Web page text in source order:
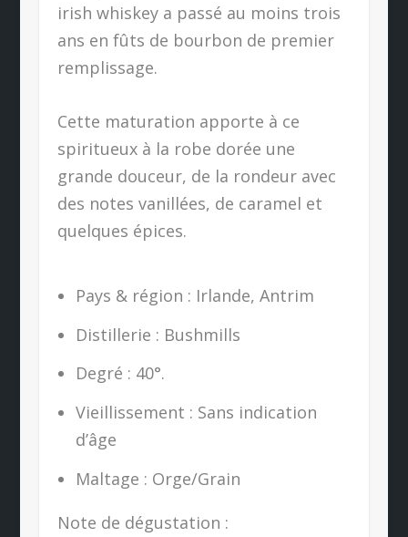
irish whiskey a passé au moins trois
ans en fûts de bourbon de premier
remplissage.
Cette maturation apporte à ce
spiritueux à la robe dorée une
grande douceur, de la rondeur avec
des notes vanillées, de caramel et
quelques épices.
Pays & région : Irlande, Antrim
Distillerie : Bushmills
Degré : 40°.
Vieillissement : Sans indication
d’âge
Maltage : Orge/Grain
Note de dégustation :